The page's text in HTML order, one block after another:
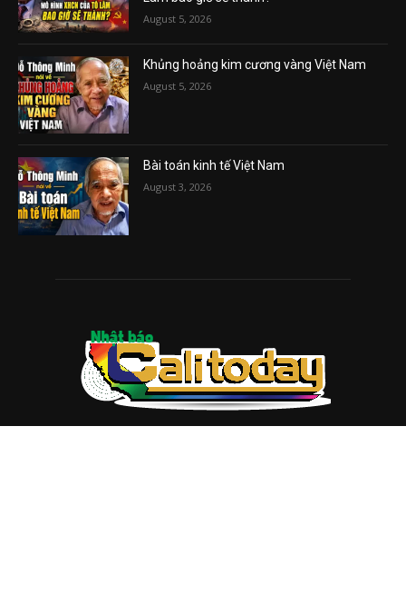
Vụ án tham nhũng Sheng Thao – David
Duong đi về đâu? Mô hình XHCN của Tô
Lâm bao giờ sẽ thành?
August 5, 2026